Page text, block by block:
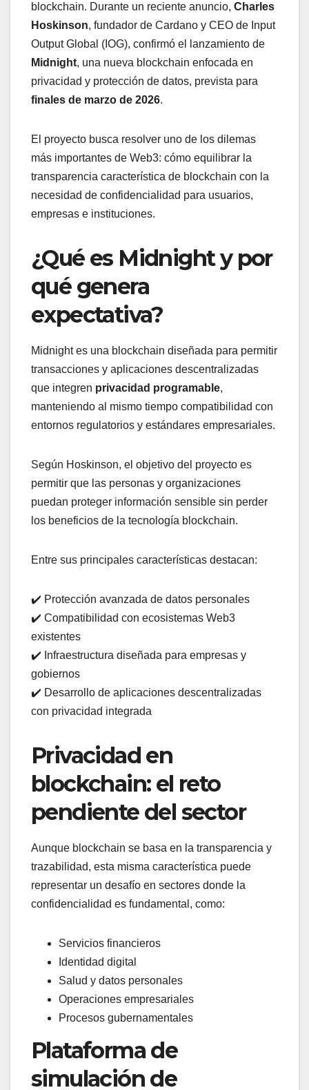
blockchain. Durante un reciente anuncio, Charles
Hoskinson, fundador de Cardano y CEO de Input
Output Global (IOG), confirmó el lanzamiento de
Midnight, una nueva blockchain enfocada en
privacidad y protección de datos, prevista para
finales de marzo de 2026.
El proyecto busca resolver uno de los dilemas
más importantes de Web3: cómo equilibrar la
transparencia característica de blockchain con la
necesidad de confidencialidad para usuarios,
empresas e instituciones.
¿Qué es Midnight y por
qué genera
expectativa?
Midnight es una blockchain diseñada para permitir
transacciones y aplicaciones descentralizadas
que integren privacidad programable,
manteniendo al mismo tiempo compatibilidad con
entornos regulatorios y estándares empresariales.
Según Hoskinson, el objetivo del proyecto es
permitir que las personas y organizaciones
puedan proteger información sensible sin perder
los beneficios de la tecnología blockchain.
Entre sus principales características destacan:
✔️ Protección avanzada de datos personales
✔️ Compatibilidad con ecosistemas Web3
existentes
✔️ Infraestructura diseñada para empresas y
gobiernos
✔️ Desarrollo de aplicaciones descentralizadas
con privacidad integrada
Privacidad en
blockchain: el reto
pendiente del sector
Aunque blockchain se basa en la transparencia y
trazabilidad, esta misma característica puede
representar un desafío en sectores donde la
confidencialidad es fundamental, como:
Servicios financieros
Identidad digital
Salud y datos personales
Operaciones empresariales
Procesos gubernamentales
Plataforma de
simulación de